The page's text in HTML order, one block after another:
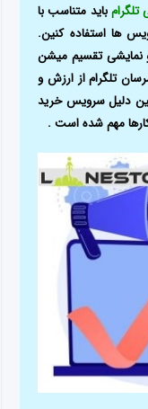
تلگرامباید متناسب با
ها استفاده کنین.
نمایشی تقسیم میشن
تلگرام از ارزش و
دلیل سرویس خرید
مهم شده است .